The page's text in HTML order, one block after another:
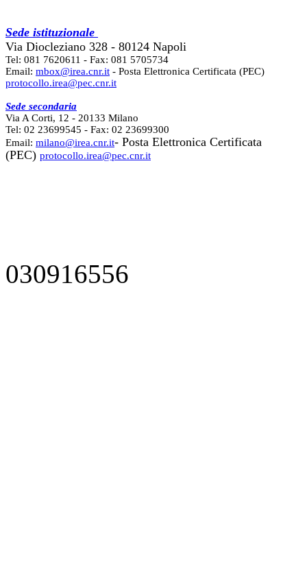
Sede istituzionale
Via Diocleziano 328 - 80124 Napoli
Tel: 081 7620611 - Fax: 081 5705734
Email: mbox@irea.cnr.it - Posta Elettronica Certificata (PEC)
protocollo.irea@pec.cnr.it
Sede secondaria
Via A Corti, 12 - 20133 Milano
Tel: 02 23699545 - Fax: 02 23699300
Email: milano@irea.cnr.it- Posta Elettronica Certificata
(PEC) protocollo.irea@pec.cnr.it
030916556